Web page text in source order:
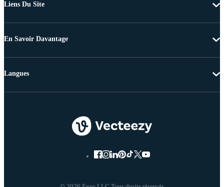
Liens Du Site
En Savoir Davantage
Langues